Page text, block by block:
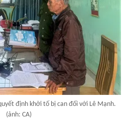
định khởi tố bị can đối với Lê Mạnh.
(ảnh: CA)